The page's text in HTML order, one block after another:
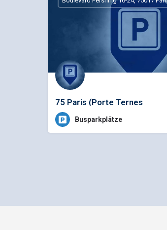
75 Paris (Porte Ternes
(Pershing)/37pl/LS/Pass
Busparkplätze